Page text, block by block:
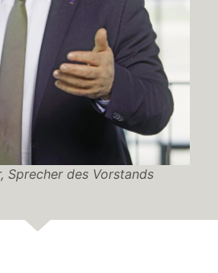
Sprecher des Vorstands